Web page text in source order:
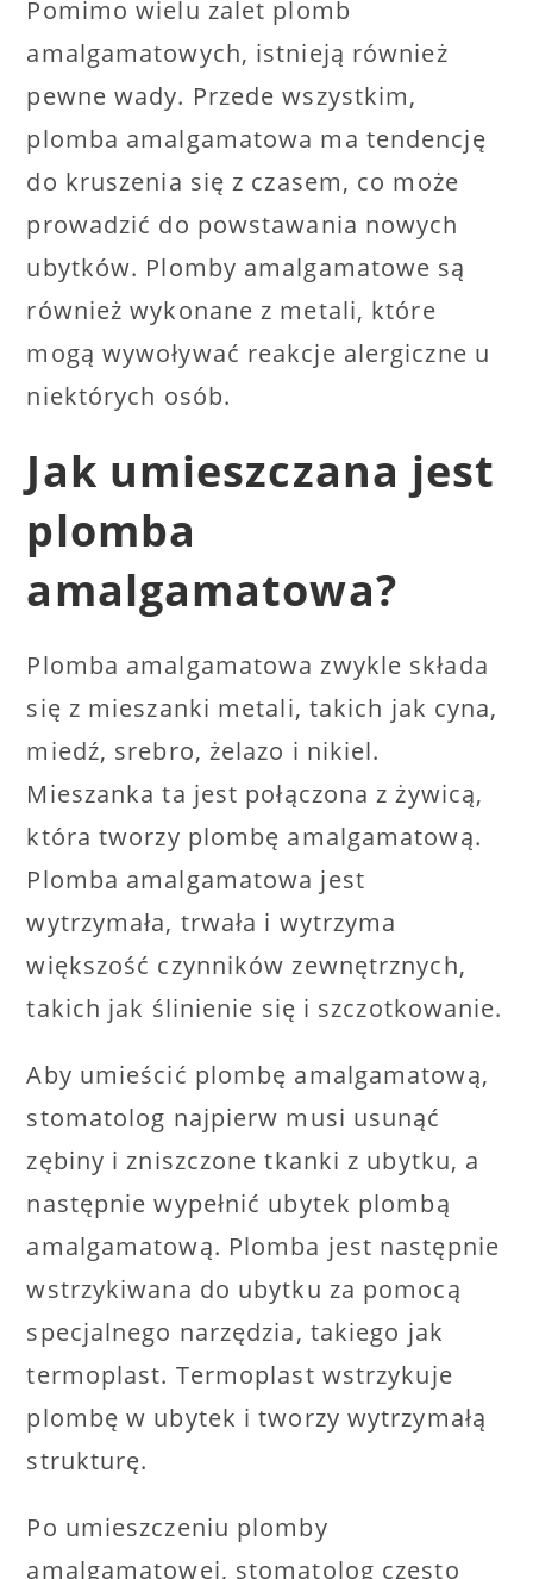
Pomimo wielu zalet plomb
amalgamatowych, istnieją również
pewne wady. Przede wszystkim,
plomba amalgamatowa ma tendencję
do kruszenia się z czasem, co może
prowadzić do powstawania nowych
ubytków. Plomby amalgamatowe są
również wykonane z metali, które
mogą wywoływać reakcje alergiczne u
niektórych osób.
Jak umieszczana jest
plomba
amalgamatowa?
Plomba amalgamatowa zwykle składa
się z mieszanki metali, takich jak cyna,
miedź, srebro, żelazo i nikiel.
Mieszanka ta jest połączona z żywicą,
która tworzy plombę amalgamatową.
Plomba amalgamatowa jest
wytrzymała, trwała i wytrzyma
większość czynników zewnętrznych,
takich jak ślinienie się i szczotkowanie.
Aby umieścić plombę amalgamatową,
stomatolog najpierw musi usunąć
zębiny i zniszczone tkanki z ubytku, a
następnie wypełnić ubytek plombą
amalgamatową. Plomba jest następnie
wstrzykiwana do ubytku za pomocą
specjalnego narzędzia, takiego jak
termoplast. Termoplast wstrzykuje
plombę w ubytek i tworzy wytrzymałą
strukturę.
Po umieszczeniu plomby
amalgamatowej, stomatolog często